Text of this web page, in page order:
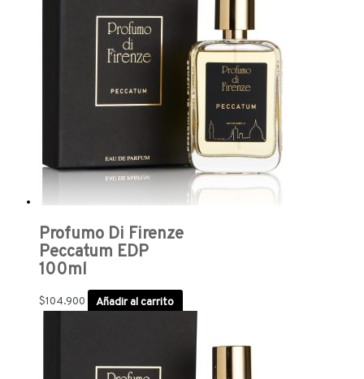
Profumo Di Firenze
Peccatum EDP
100ml
$104.900 Añadir al carrito